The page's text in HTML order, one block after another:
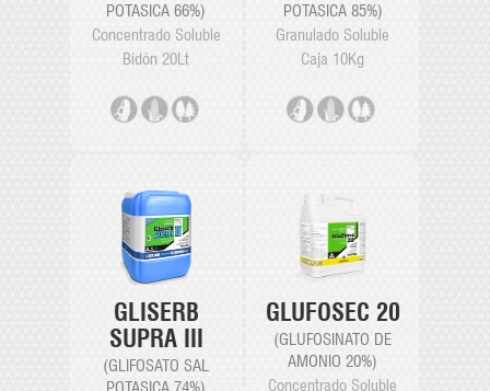
POTASICA 66%)
Concentrado Soluble
Bidón 20Lt
POTASICA 85%)
Granulado Soluble
Caja 10Kg
GLISERB
SUPRA III
(GLIFOSATO SAL
POTASICA 74%)
GLUFOSEC 20
(GLUFOSINATO DE
AMONIO 20%)
Concentrado Soluble